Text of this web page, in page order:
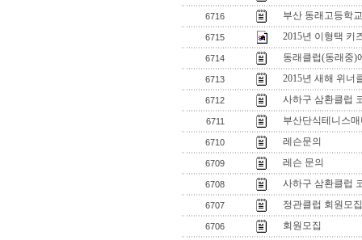
6716 부산 동래고등학
6715 2015년 이형택 키
6714 동래클럽(동래중)
6713 2015년 새해 위너
6712 사하구 삼환클럽
6711 부산단식테니스
6710 레슨문의
6709 레슨 문의
6708 사하구 삼환클럽
6707 정관클럽 회원모집
6706 회원모집